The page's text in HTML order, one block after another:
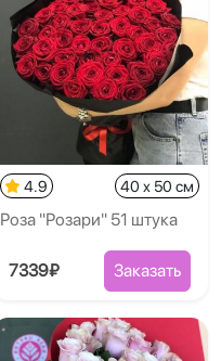
4.9 40 x 50 см
Роза "Розари" 51 штука
7339₽ Заказать